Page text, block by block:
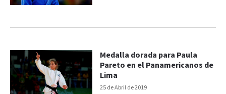
25 de Abril de 2019
Medalla dorada para Paula
Pareto en el Panamericanos de
Lima